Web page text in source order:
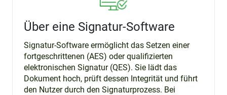
Über eine Signatur-Software
Signatur-Software ermöglicht das Setzen einer
fortgeschrittenen (AES) oder qualifizierten
elektronischen Signatur (QES). Sie lädt das
Dokument hoch, prüft dessen Integrität und führt
den Nutzer durch den Signaturprozess. Bei